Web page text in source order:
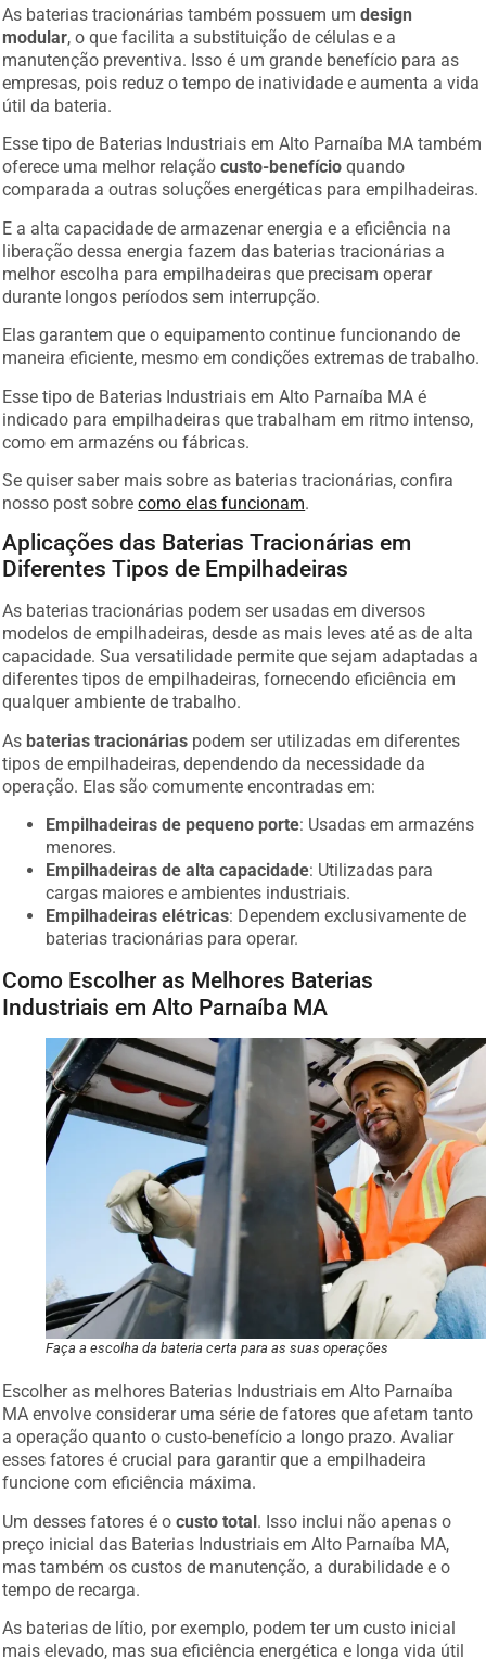
As baterias tracionárias também possuem umdesign
modular, o que facilita a substituição de células e a
manutenção preventiva. Isso é um grande benefício para as
empresas, pois reduz o tempo de inatividade e aumenta a vida
útil da bateria.
Esse tipo de Baterias Industriais em Alto Parnaíba MA também
oferece uma melhor relaçãocusto-benefício quando
comparada a outras soluções energéticas para empilhadeiras.
E a alta capacidade de armazenar energia e a eficiência na
liberação dessa energia fazem das baterias tracionárias a
melhor escolha para empilhadeiras que precisam operar
durante longos períodos sem interrupção.
Elas garantem que o equipamento continue funcionando de
maneira eficiente, mesmo em condições extremas de trabalho.
Esse tipo de Baterias Industriais em Alto Parnaíba MA é
indicado para empilhadeiras que trabalham em ritmo intenso,
como em armazéns ou fábricas.
Se quiser saber mais sobre as baterias tracionárias, confira
nosso post sobrecomo elas funcionam.
Aplicações das Baterias Tracionárias em
Diferentes Tipos de Empilhadeiras
As baterias tracionárias podem ser usadas em diversos
modelos de empilhadeiras, desde as mais leves até as de alta
capacidade. Sua versatilidade permite que sejam adaptadas a
diferentes tipos de empilhadeiras, fornecendo eficiência em
qualquer ambiente de trabalho.
As baterias tracionárias podem ser utilizadas em diferentes
tipos de empilhadeiras, dependendo da necessidade da
operação. Elas são comumente encontradas em:
Empilhadeiras de pequeno porte: Usadas em armazéns
menores.
Empilhadeiras de alta capacidade: Utilizadas para
cargas maiores e ambientes industriais.
Empilhadeiras elétricas: Dependem exclusivamente de
baterias tracionárias para operar.
Como Escolher as Melhores Baterias
Industriais em Alto Parnaíba MA
Faça a escolha da bateria certa para as suas operações
Escolher as melhores Baterias Industriais em Alto Parnaíba
MA envolve considerar uma série de fatores que afetam tanto
a operação quanto o custo-benefício a longo prazo. Avaliar
esses fatores é crucial para garantir que a empilhadeira
funcione com eficiência máxima.
Um desses fatores é ocusto total. Isso inclui não apenas o
preço inicial das Baterias Industriais em Alto Parnaíba MA,
mas também os custos de manutenção, a durabilidade e o
tempo de recarga.
As baterias de lítio, por exemplo, podem ter um custo inicial
mais elevado, mas sua eficiência energética e longa vida útil